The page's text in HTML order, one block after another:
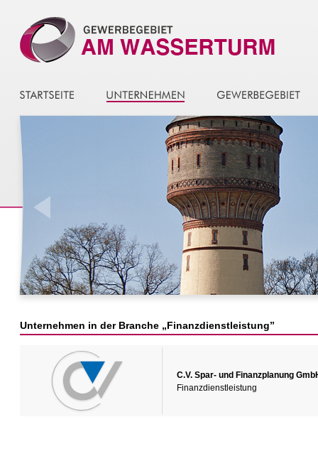
Unternehmen in der Branche „Finanzdienstleistung”
C.V. Spar- und Finanzplanung
Finanzdienstleistung